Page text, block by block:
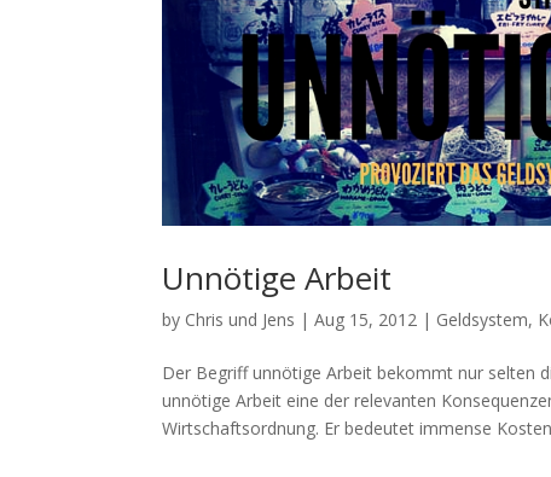
Unnötige Arbeit
by Chris und Jens |Aug 15, 2012 | Geldsystem,
Der Begriff unnötige Arbeit bekommt nur selten
unnötige Arbeit eine der relevanten
Wirtschaftsordnung. Er bedeutet immense